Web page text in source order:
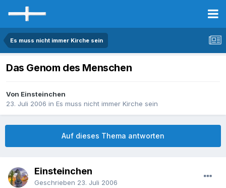
Es muss nicht immer Kirche sein
Das Genom des Menschen
Von Einsteinchen
23. Juli 2006 in Es muss nicht immer Kirche sein
Auf dieses Thema antworten
Einsteinchen
Geschrieben 23. Juli 2006